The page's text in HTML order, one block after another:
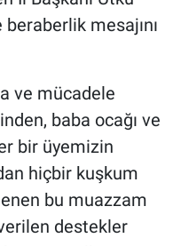
mesajını
ve mücadele
baba ocağı ve
bir üyemizin
hiçbir kuşkum
bu muazzam
destekler